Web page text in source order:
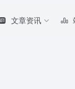
文章资讯